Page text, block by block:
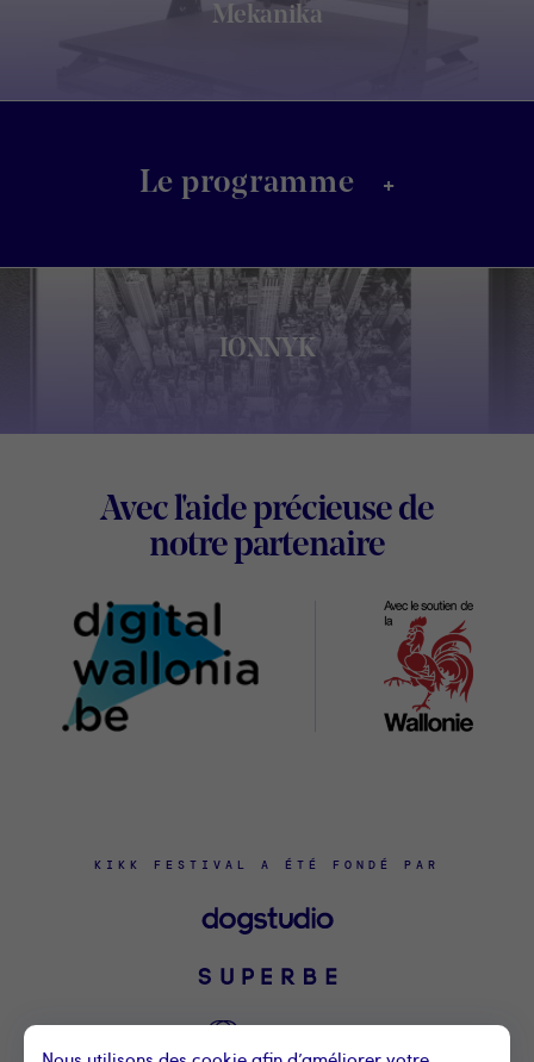
Mekanika
Le programme +
IONNYK
Avec l'aide précieuse de
notre partenaireDigital
KIKK FESTIVAL A ÉTÉ FONDÉ PAR